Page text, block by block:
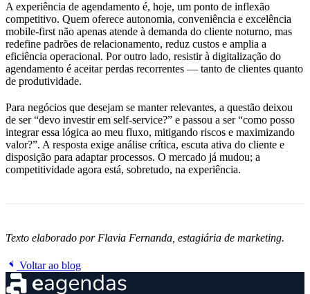
A experiência de agendamento é, hoje, um ponto de inflexão
competitivo. Quem oferece autonomia, conveniência e excelência
mobile-first não apenas atende à demanda do cliente noturno, mas
redefine padrões de relacionamento, reduz custos e amplia a
eficiência operacional. Por outro lado, resistir à digitalização do
agendamento é aceitar perdas recorrentes — tanto de clientes quanto
de produtividade.
Para negócios que desejam se manter relevantes, a questão deixou
de ser “devo investir em self-service?” e passou a ser “como posso
integrar essa lógica ao meu fluxo, mitigando riscos e maximizando
valor?”. A resposta exige análise crítica, escuta ativa do cliente e
disposição para adaptar processos. O mercado já mudou; a
competitividade agora está, sobretudo, na experiência.
Texto elaborado por Flavia Fernanda, estagiária de marketing.
Voltar ao blog